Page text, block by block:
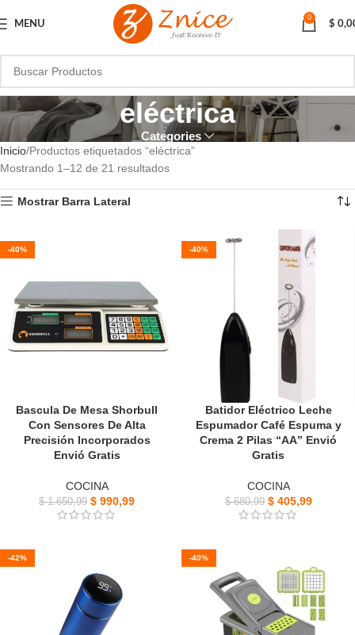
MENU
0
$
eléctrica
Categories
Inicio Productos etiquetados “eléctrica”
Mostrando 1–12 de 21 resultados
Mostrar Barra Lateral
-40%
Bascula De Mesa Shorbull
Con Sensores De Alta
Precisión Incorporados
Envió Gratis
COCINA
$1.650,99 $ 990,99
-40%
Batidor Eléctrico Leche
Espumador Café Espuma y
Crema 2 Pilas “AA” Envió
Gratis
COCINA
$680,99 $405,99
-42% -40%